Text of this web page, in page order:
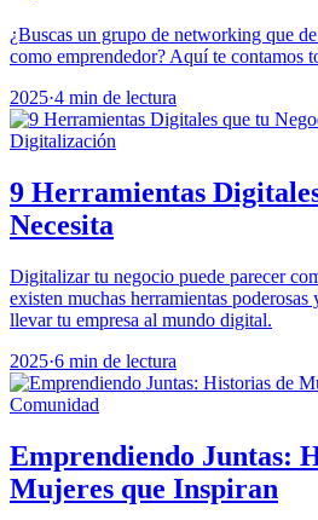
¿Buscas un grupo de networking que
como emprendedor? Aquí te contamos
2025·4 min de lectura
Digitalización
9 Herramientas
Necesita
Digitalizar tu negocio puede parecer
existen muchas herramientas poderosas
llevar tu empresa al mundo digital.
2025·6 min de lectura
Comunidad
Emprendiendo Juntas:
Mujeres que Inspiran